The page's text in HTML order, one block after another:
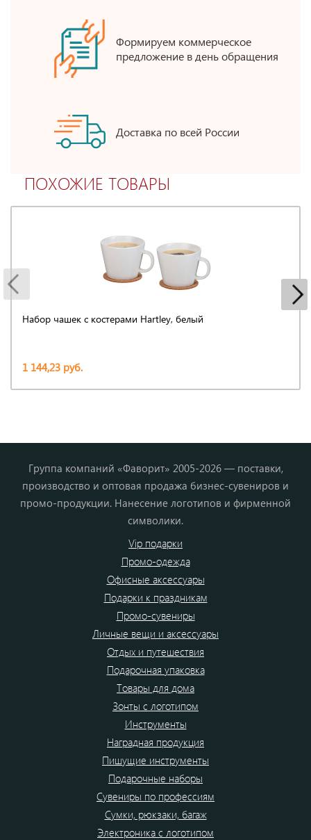
Формируем коммерческое
предложение в день обращения
Доставка по всей России
ПОХОЖИЕ ТОВАРЫ
Набор чашек с костерами Hartley, белый
1 144,23 руб.
Группа компаний «Фаворит» 2005-2026 — поставки,
производство и оптовая продажа бизнес-сувениров и
промо-продукции. Нанесение логотипов и фирменной
символики.
Vip подарки
Промо-одежда
Офисные аксессуары
Подарки к праздникам
Промо-сувениры
Личные вещи и аксессуары
Отдых и путешествия
Подарочная упаковка
Товары для дома
Зонты с логотипом
Инструменты
Наградная продукция
Пишущие инструменты
Подарочные наборы
Сувениры по профессиям
Сумки, рюкзаки, багаж
Электроника с логотипом